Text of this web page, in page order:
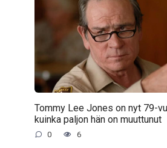
Tommy Lee Jones on nyt 79-
kuinka paljon hän on muuttunut
0 6